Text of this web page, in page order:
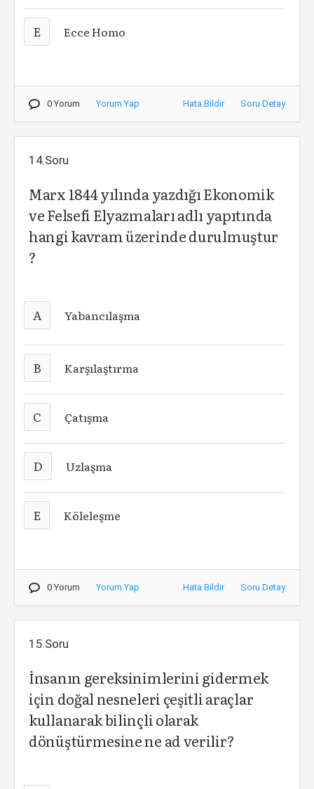
E Ecce Homo
0 Yorum Yorum Yap Hata Bildir Soru Detay
14.Soru
Marx 1844 yılında yazdığı Ekonomik
ve Felsefi Elyazmaları adlı yapıtında
hangi kavram üzerinde durulmuştur
?
A Yabancılaşma
B Karşılaştırma
C Çatışma
D Uzlaşma
E Köleleşme
0 Yorum Yorum Yap Hata Bildir Soru Detay
15.Soru
İnsanın gereksinimlerini gidermek
için doğal nesneleri çeşitli araçlar
kullanarak bilinçli olarak
dönüştürmesine ne ad verilir?